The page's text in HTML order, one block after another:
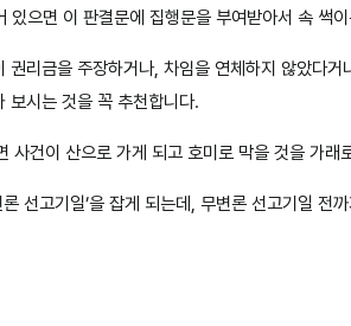
으면 이 판결문에 집행문을 부여받아서 속 썩
리금을 주장하거나, 차임을 연체하지 않았다
보시는 것을 꼭 추천합니다.
건이 산으로 가게 되고 호미로 막을 것을 가
선고기일’을 잡게 되는데, 무변론 선고기일 전